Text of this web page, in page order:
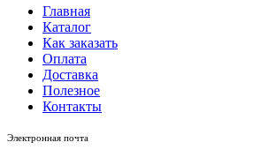
Главная
Каталог
Как заказать
Оплата
Доставка
Полезное
Контакты
Электронная почта